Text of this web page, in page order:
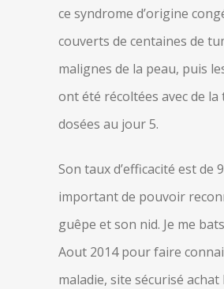
ce syndrome d’origine
couverts de centaines de
malignes de la peau, puis
ont été récoltées avec de
dosées au jour 5.
Son taux d’efficacité est de
important de pouvoir
guêpe et son nid. Je me
Aout 2014 pour faire
maladie, site sécurisé